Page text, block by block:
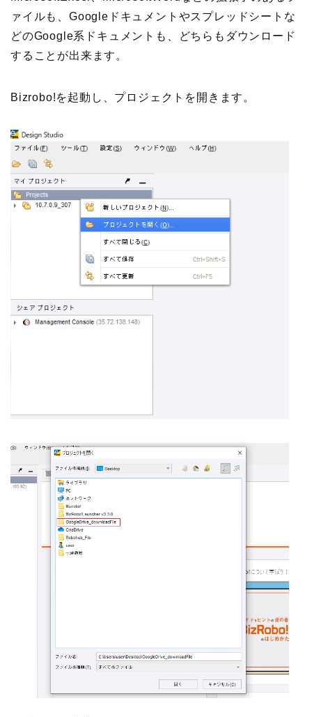
ァイルも、Googleドキュメントやスプレッドシートな
どのGoogle系ドキュメントも、どちらもダウンロード
することが出来ます。
Bizrobo!を起動し、プロジェクトを開きます。